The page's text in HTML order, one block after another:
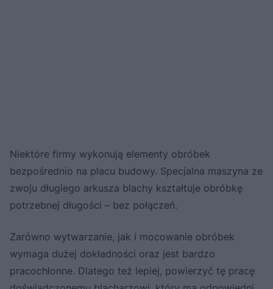
Niektóre firmy wykonują elementy obróbek
bezpośrednio na placu budowy. Specjalna maszyna ze
zwoju długiego arkusza blachy kształtuje obróbkę
potrzebnej długości – bez połączeń.
Zarówno wytwarzanie, jak i mocowanie obróbek
wymaga dużej dokładności oraz jest bardzo
pracochłonne. Dlatego też lepiej, powierzyć tę pracę